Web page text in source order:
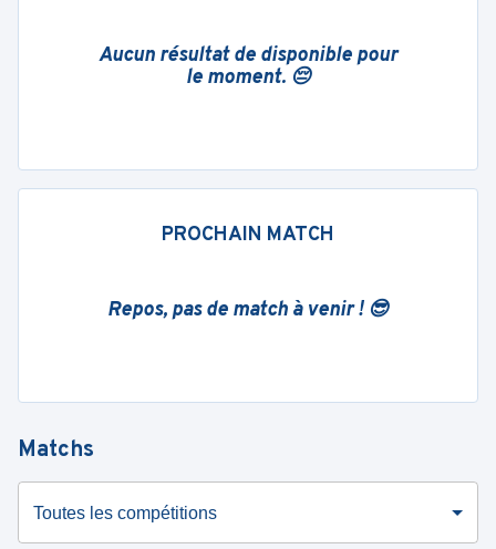
Aucun résultat de disponible pour
le moment. 😔
PROCHAIN MATCH
Repos, pas de match à venir ! 😎
Matchs
Toutes les compétitions